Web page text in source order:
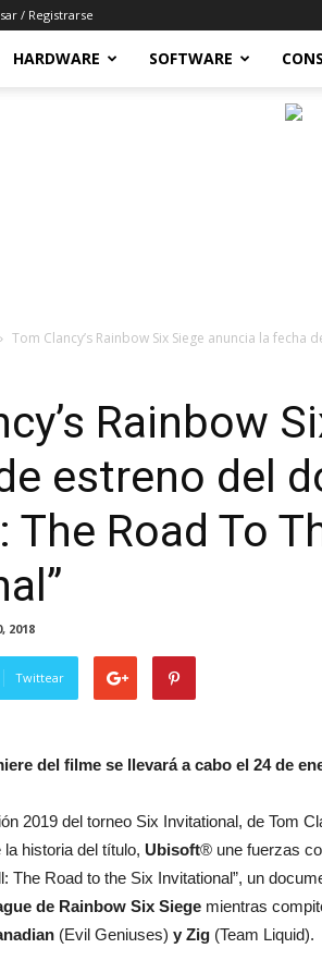
/ Registrarse
HARDWARE SOFTWARE
Tom Clancy’s Rainbow Six Siege anuncia la fecha
Rainbow
estreno del
The Road To
2018
Twittear
del filme se llevará a cabo el 24 de
2019 del torneo Six Invitational, de Tom
historia del título, Ubisoft® une fuerzas
The Road to the Six Invitational”, un
de Rainbow Six Siege mientras
(Evil Geniuses) y Zig (Team Liquid).